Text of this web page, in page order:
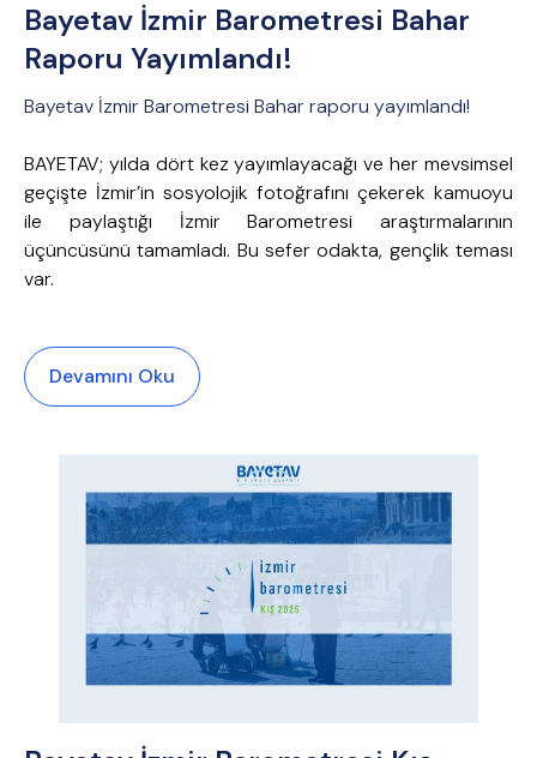
Bayetav İzmir Barometresi Bahar
Raporu Yayımlandı!
Bayetav İzmir Barometresi Bahar raporu yayımlandı!
BAYETAV; yılda dört kez yayımlayacağı ve her mevsimsel
geçişte İzmir’in sosyolojik fotoğrafını çekerek kamuoyu
ile paylaştığı İzmir Barometresi araştırmalarının
üçüncüsünü tamamladı. Bu sefer odakta, gençlik teması
var.
Devamını Oku